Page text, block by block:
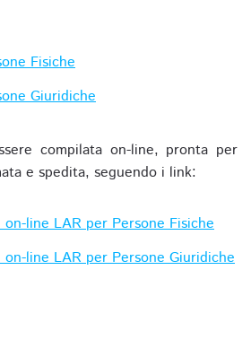
Fisiche
Giuridiche
compilata on-line, pronta per
e spedita, seguendo i link:
on-line LAR per Persone Fisiche
on-line LAR per Persone Giuridiche